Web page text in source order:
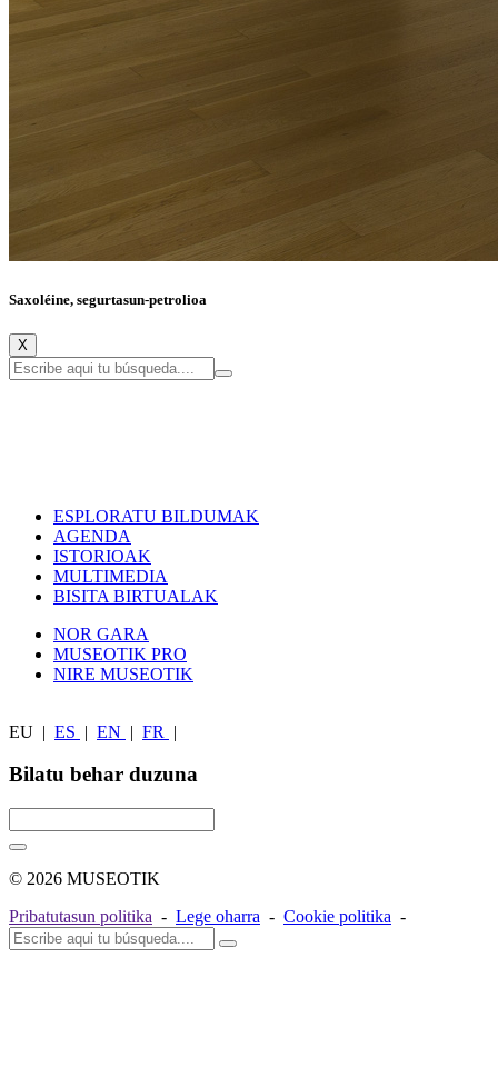
Saxoléine, segurtasun-petrolioa
X
ESPLORATU BILDUMAK
AGENDA
ISTORIOAK
MULTIMEDIA
BISITA BIRTUALAK
NOR GARA
MUSEOTIK PRO
NIRE MUSEOTIK
EU | ES | EN | FR |
Bilatu behar duzuna
© 2026 MUSEOTIK
Pribatutasun politika - Lege oharra - Cookie politika -